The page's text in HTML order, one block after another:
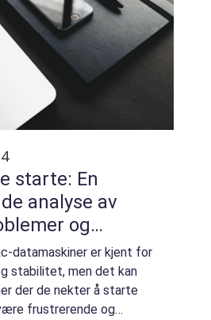
starte: En
analyse av
og
datamaskiner er kjent for
stabilitet, men det kan
der de nekter å starte
frustrerende og